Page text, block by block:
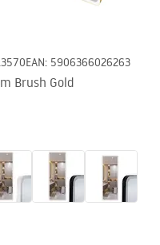
EAN: 5906366026263
Brush Gold